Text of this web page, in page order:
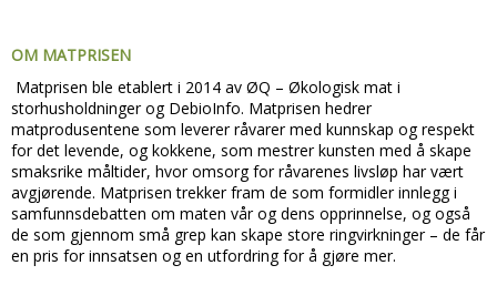
OM MATPRISEN
Matprisen ble etablert i 2014 av ØQ – Økologisk mat i
storhusholdninger og DebioInfo. Matprisen hedrer
matprodusentene som leverer råvarer med kunnskap og respekt
for det levende, og kokkene, som mestrer kunsten med å skape
smaksrike måltider, hvor omsorg for råvarenes livsløp har vært
avgjørende. Matprisen trekker fram de som formidler innlegg i
samfunnsdebatten om maten vår og dens opprinnelse, og også
de som gjennom små grep kan skape store ringvirkninger – de får
en pris for innsatsen og en utfordring for å gjøre mer.